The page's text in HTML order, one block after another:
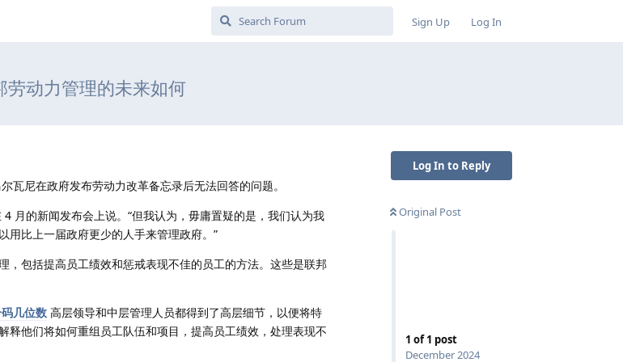
Sign Up Log In
劳动力管理的未来如何
Log In to Reply
Original Post
1 of1 post
December 2024
瓦尼在政府发布劳动力改革备忘录后无法回答的问题。
月的新闻发布会上说。“但我认为，毋庸置疑的是，我们认为我
用比上一届政府更少的人手来管理政府。”
，包括提高员工绩效和惩戒表现不佳的员工的方法。这些是联邦
几位数 高层领导和中层管理人员都得到了高层细节，以便将特
他们将如何重组员工队伍和项目，提高员工绩效，处理表现不